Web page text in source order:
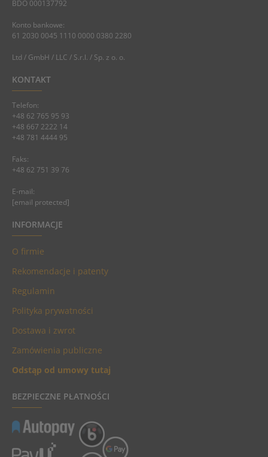
BDO 000137792
Konto bankowe:
61 2030 0045 1110 0000 0380 2280
Ltd / GmbH / LLC / S.r.l. / Sp. z o. o.
KONTAKT
Telefon:
+48 62 765 95 93
+48 667 2222 14
+48 781 4444 95
Faks:
+48 62 751 39 76
E-mail:
[email protected]
INFORMACJE
O firmie
Rekomendacje i patenty
Regulamin
Polityka prywatności
Dostawa i zwrot
Zamówienia publiczne
Odstąp od umowy tutaj
BEZPIECZNE PŁATNOŚCI